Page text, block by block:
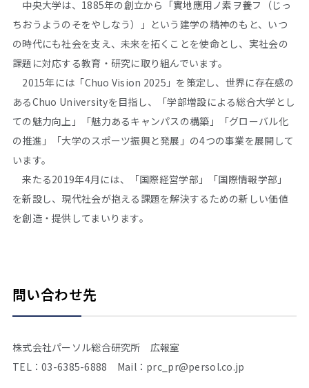
中央大学は、1885年の創立から「實地應用ノ素ヲ養フ（じっ
ちおうようのそをやしなう）」という建学の精神のもと、いつ
の時代にも社会を支え、未来を拓くことを使命とし、実社会の
課題に対応する教育・研究に取り組んでいます。
2015年には「Chuo Vision 2025」を策定し、世界に存在感の
あるChuo Universityを目指し、「学部増設による総合大学とし
ての魅力向上」「魅力あるキャンパスの構築」「グローバル化
の推進」「大学のスポーツ振興と発展」の4つの事業を展開して
います。
来たる2019年4月には、「国際経営学部」「国際情報学部」
を新設し、現代社会が抱える課題を解決するための新しい価値
を創造・提供してまいります。
問い合わせ先
株式会社パーソル総合研究所 広報室
TEL：03-6385-6888 Mail：prc_pr@persol.co.jp